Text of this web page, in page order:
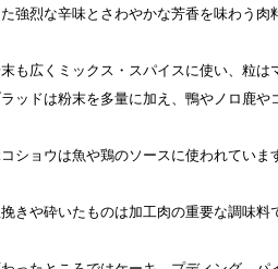
た強烈な辛味とさわやかな芳香を味わう
も広くミックス・スパイスに使い、粒
ッドは粉末を多量に加え、鴨やノロ鹿や
ショウは魚や鶏のソースに使われていま
きや砕いたものは加工肉の重要な調味料